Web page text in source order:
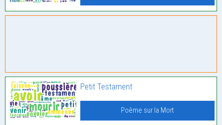
Petit Testament
Poème sur la Mort